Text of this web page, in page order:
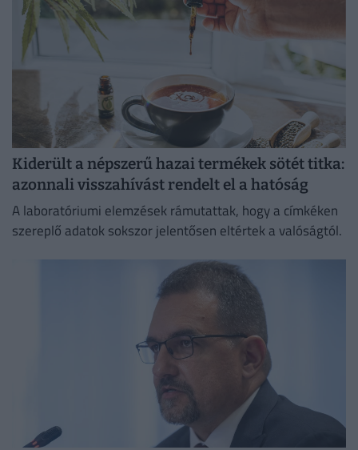
Kiderült a népszerű hazai termékek sötét titka:
azonnali visszahívást rendelt el a hatóság
A laboratóriumi elemzések rámutattak, hogy a címkéken
szereplő adatok sokszor jelentősen eltértek a valóságtól.